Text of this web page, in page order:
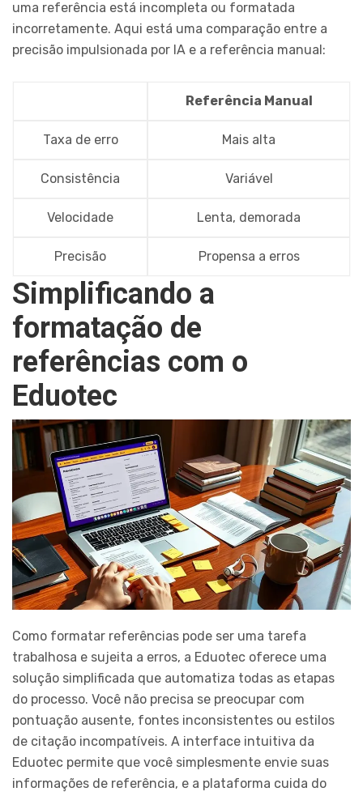
uma referência está incompleta ou formatada
incorretamente. Aqui está uma comparação entre a
precisão impulsionada por IA e a referência manual:
Referência Manual
Taxa de erro Mais alta
Consistência Variável
Velocidade Lenta, demorada
Precisão Propensa a erros
Simplificando a
formatação de
referências com o
Eduotec
Como formatar referências pode ser uma tarefa
trabalhosa e sujeita a erros, a Eduotec oferece uma
solução simplificada que automatiza todas as etapas
do processo. Você não precisa se preocupar com
pontuação ausente, fontes inconsistentes ou estilos
de citação incompatíveis. A interface intuitiva da
Eduotec permite que você simplesmente envie suas
informações de referência, e a plataforma cuida do